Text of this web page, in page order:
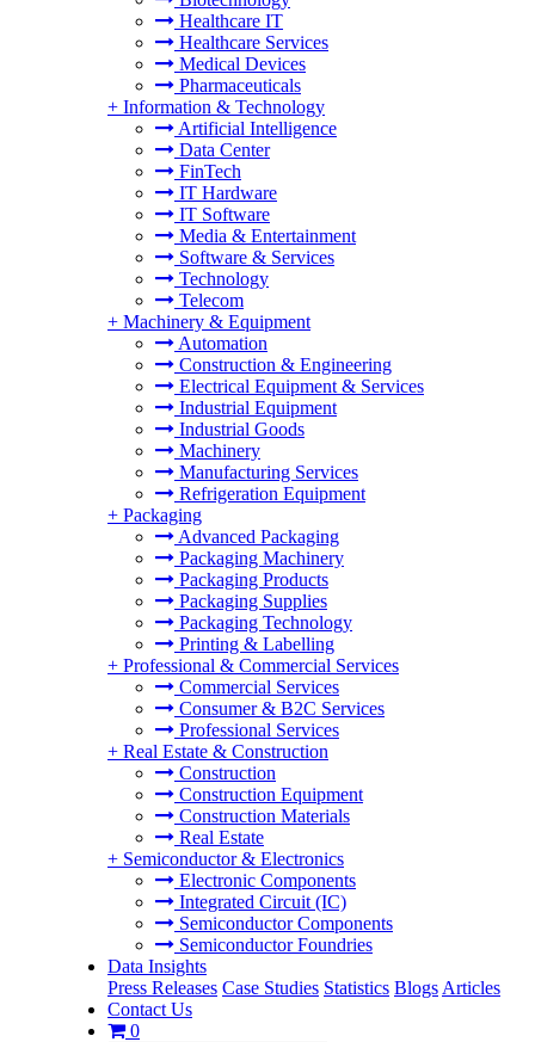
Healthcare IT
Healthcare Services
Medical Devices
Pharmaceuticals
+ Information & Technology
Artificial Intelligence
Data Center
FinTech
IT Hardware
IT Software
Media & Entertainment
Software & Services
Technology
Telecom
+ Machinery & Equipment
Automation
Construction & Engineering
Electrical Equipment & Services
Industrial Equipment
Industrial Goods
Machinery
Manufacturing Services
Refrigeration Equipment
+ Packaging
Advanced Packaging
Packaging Machinery
Packaging Products
Packaging Supplies
Packaging Technology
Printing & Labelling
+ Professional & Commercial Services
Commercial Services
Consumer & B2C Services
Professional Services
+ Real Estate & Construction
Construction
Construction Equipment
Construction Materials
Real Estate
+ Semiconductor & Electronics
Electronic Components
Integrated Circuit (IC)
Semiconductor Components
Semiconductor Foundries
Data Insights
Press Releases Case Studies Statistics Blogs Articles
Contact Us
0